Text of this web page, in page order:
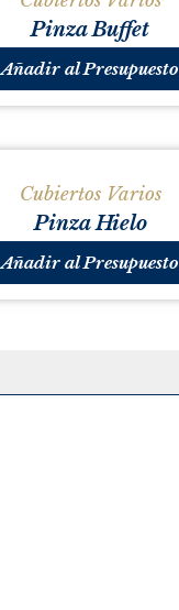
Pinza Buffet
Añadir al Presupuesto
Cubiertos Varios
Pinza Hielo
Añadir al Presupuesto